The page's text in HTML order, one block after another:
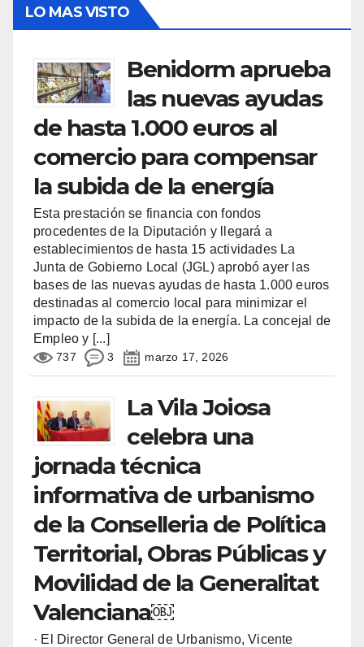
LO MAS VISTO
Benidorm aprueba
las nuevas ayudas
de hasta 1.000 euros al
comercio para compensar
la subida de la energía
Esta prestación se financia con fondos
procedentes de la Diputación y llegará a
establecimientos de hasta 15 actividades La
Junta de Gobierno Local (JGL) aprobó ayer las
bases de las nuevas ayudas de hasta 1.000 euros
destinadas al comercio local para minimizar el
impacto de la subida de la energía. La concejal de
Empleo y [...]
737 3 marzo 17, 2026
La Vila Joiosa
celebra una
jornada técnica
informativa de urbanismo
de la Conselleria de Política
Territorial, Obras Públicas y
Movilidad de la Generalitat
Valenciana￼
· El Director General de Urbanismo, Vicente